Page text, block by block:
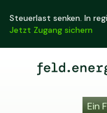
Steuerlast senken. In
Jetzt Zugang sichern
Ein